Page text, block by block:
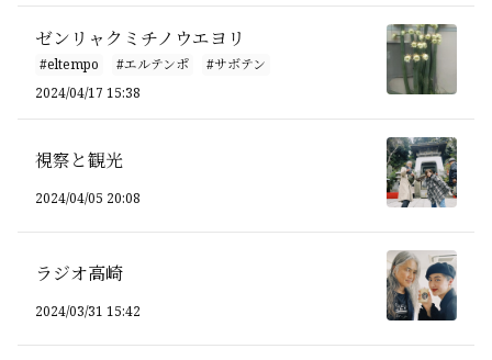
ゼンリャクミチノウエヨリ
#eltempo #エルテンポ
#サボテン
2024/04/17 15:38
視察と観光
2024/04/05 20:08
ラジオ高崎
2024/03/31 15:42